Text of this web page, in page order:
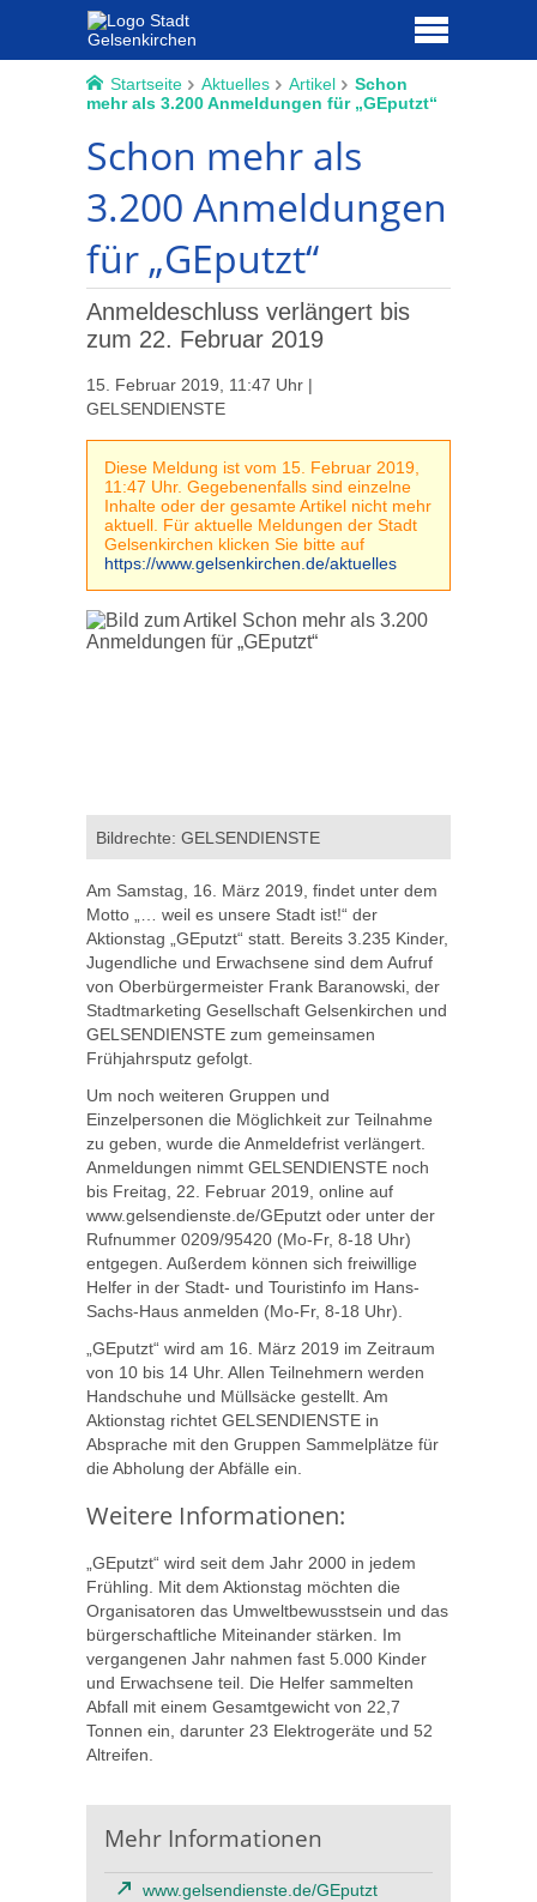
Startseite Aktuelles Artikel
Schon
mehr als 3.200 Anmeldungen für „GEputzt“
Schon mehr als
3.200 Anmeldungen
für „GEputzt“
Anmeldeschluss verlängert bis
zum 22. Februar 2019
15. Februar 2019, 11:47 Uhr |
GELSENDIENSTE
Diese Meldung ist vom 15. Februar 2019,
11:47 Uhr. Gegebenenfalls sind einzelne
Inhalte oder der gesamte Artikel nicht mehr
aktuell. Für aktuelle Meldungen der Stadt
Gelsenkirchen klicken Sie bitte auf
https://www.gelsenkirchen.de/aktuelles
Bildrechte: GELSENDIENSTE
Am Samstag, 16. März 2019, findet unter dem
Motto „… weil es unsere Stadt ist!“ der
Aktionstag „GEputzt“ statt. Bereits 3.235 Kinder,
Jugendliche und Erwachsene sind dem Aufruf
von Oberbürgermeister Frank Baranowski, der
Stadtmarketing Gesellschaft Gelsenkirchen und
GELSENDIENSTE zum gemeinsamen
Frühjahrsputz gefolgt.
Um noch weiteren Gruppen und
Einzelpersonen die Möglichkeit zur Teilnahme
zu geben, wurde die Anmeldefrist verlängert.
Anmeldungen nimmt GELSENDIENSTE noch
bis Freitag, 22. Februar 2019, online auf
www.gelsendienste.de/GEputzt oder unter der
Rufnummer 0209/95420 (Mo-Fr, 8-18 Uhr)
entgegen. Außerdem können sich freiwillige
Helfer in der Stadt- und Touristinfo im Hans-
Sachs-Haus anmelden (Mo-Fr, 8-18 Uhr).
„GEputzt“ wird am 16. März 2019 im Zeitraum
von 10 bis 14 Uhr. Allen Teilnehmern werden
Handschuhe und Müllsäcke gestellt. Am
Aktionstag richtet GELSENDIENSTE in
Absprache mit den Gruppen Sammelplätze für
die Abholung der Abfälle ein.
Weitere Informationen:
„GEputzt“ wird seit dem Jahr 2000 in jedem
Frühling. Mit dem Aktionstag möchten die
Organisatoren das Umweltbewusstsein und das
bürgerschaftliche Miteinander stärken. Im
vergangenen Jahr nahmen fast 5.000 Kinder
und Erwachsene teil. Die Helfer sammelten
Abfall mit einem Gesamtgewicht von 22,7
Tonnen ein, darunter 23 Elektrogeräte und 52
Altreifen.
Mehr Informationen
www.gelsendienste.de/GEputzt